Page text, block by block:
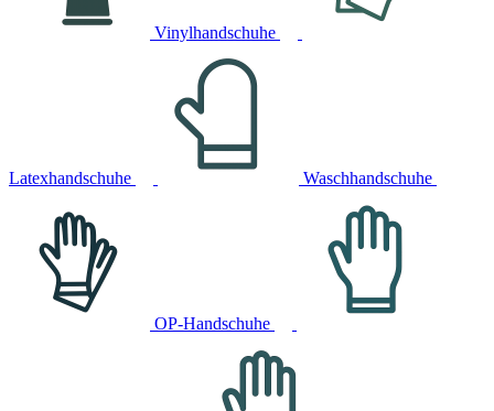
Vinylhandschuhe
Latexhandschuhe Waschhandschuhe
OP-Handschuhe